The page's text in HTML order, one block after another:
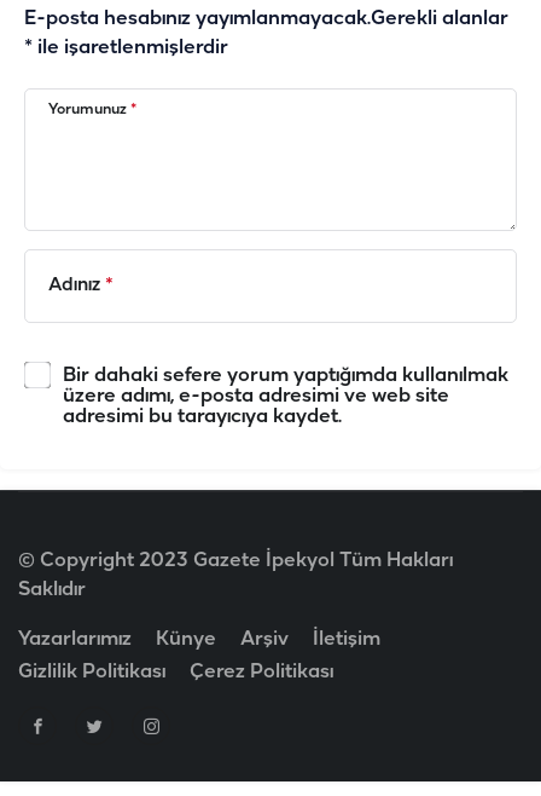
E-posta hesabınız yayımlanmayacak.Gerekli alanlar
* ile işaretlenmişlerdir
Yorumunuz *
Adınız *
Bir dahaki sefere yorum yaptığımda kullanılmak
üzere adımı, e-posta adresimi ve web site
adresimi bu tarayıcıya kaydet.
© Copyright 2023 Gazete İpekyol Tüm Hakları
Saklıdır
Yazarlarımız Künye Arşiv
İletişim
Gizlilik Politikası
Çerez Politikası